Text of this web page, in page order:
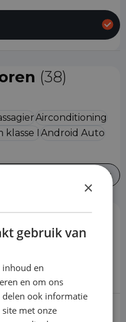
(38)
Airconditioning
klasse I Android Auto
een afspraak inplannen bij de
website.
geleverd. Banden
×
gebruik van
inhoud en
en om ons
delen ook informatie
met onze